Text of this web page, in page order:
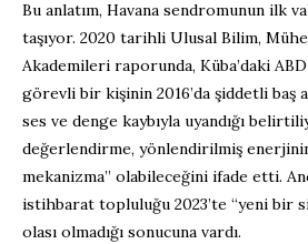
Bu anlatım, Havana sendromunun ilk
taşıyor. 2020 tarihli Ulusal Bilim,
Akademileri raporunda, Küba’daki
görevli bir kişinin 2016’da şiddetli baş
ses ve denge kaybıyla uyandığı
değerlendirme, yönlendirilmiş
mekanizma” olabileceğini ifade etti.
istihbarat topluluğu 2023’te “yeni bir
olası olmadığı sonucuna vardı.